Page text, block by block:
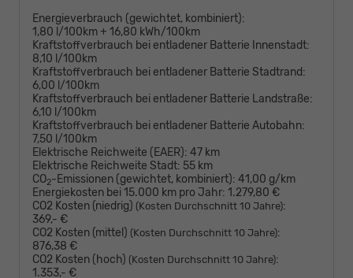
Energieverbrauch (gewichtet, kombiniert):
1,80 l/100km + 16,80 kWh/100km
Kraftstoffverbrauch bei entladener Batterie Innenstadt:
8,10 l/100km
Kraftstoffverbrauch bei entladener Batterie Stadtrand:
6,00 l/100km
Kraftstoffverbrauch bei entladener Batterie Landstraße:
6,10 l/100km
Kraftstoffverbrauch bei entladener Batterie Autobahn:
7,50 l/100km
Elektrische Reichweite (EAER): 47 km
Elektrische Reichweite Stadt: 55 km
CO2-Emissionen (gewichtet, kombiniert): 41,00 g/km
Energiekosten bei 15.000 km pro Jahr: 1.279,80 €
CO2 Kosten (niedrig) (Kosten Durchschnitt 10 Jahre):
369,- €
CO2 Kosten (mittel) (Kosten Durchschnitt 10 Jahre):
876,38 €
CO2 Kosten (hoch) (Kosten Durchschnitt 10 Jahre):
1.353,- €